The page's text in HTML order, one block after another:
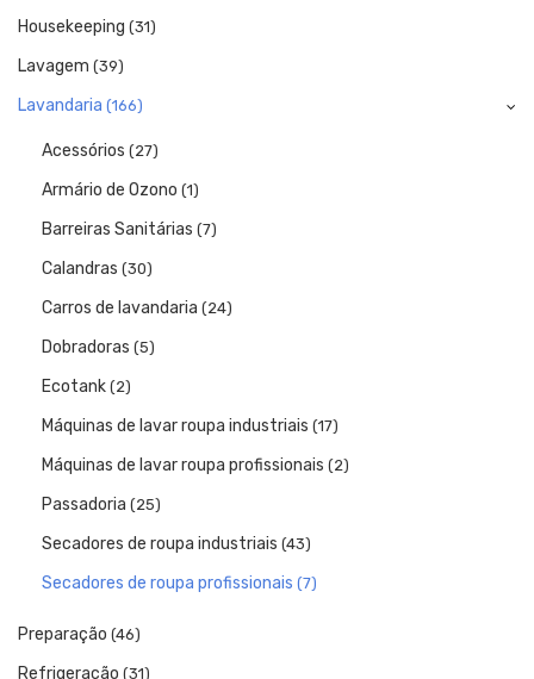
Housekeeping (31)
Lavagem (39)
Lavandaria (166)
Acessórios (27)
Armário de Ozono (1)
Barreiras Sanitárias (7)
Calandras (30)
Carros de lavandaria (24)
Dobradoras (5)
Ecotank (2)
Máquinas de lavar roupa industriais (17)
Máquinas de lavar roupa profissionais (2)
Passadoria (25)
Secadores de roupa industriais (43)
Secadores de roupa profissionais (7)
Preparação (46)
Refrigeração (31)